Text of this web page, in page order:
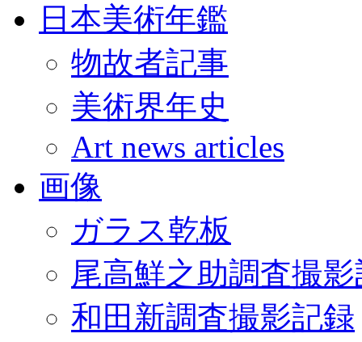
日本美術年鑑
物故者記事
美術界年史
Art news articles
画像
ガラス乾板
尾高鮮之助調査撮
和田新調査撮影記録